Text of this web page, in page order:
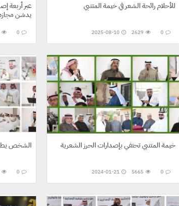
للأحلام رائحة الشعر في خيمة المتنبي
2025-08-10 0
2629
عبر أربعة
يدشن
خيمة المتنبي تحتفي بإصدارات الحرز الشعرية
2024-01-21 0
5665
الشخص يطلق